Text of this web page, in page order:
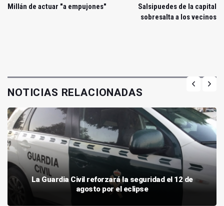
Millán de actuar "a empujones"
Salsipuedes de la capital
sobresalta a los vecinos
NOTICIAS RELACIONADAS
La Guardia Civil reforzará la seguridad el 12 de
agosto por el eclipse